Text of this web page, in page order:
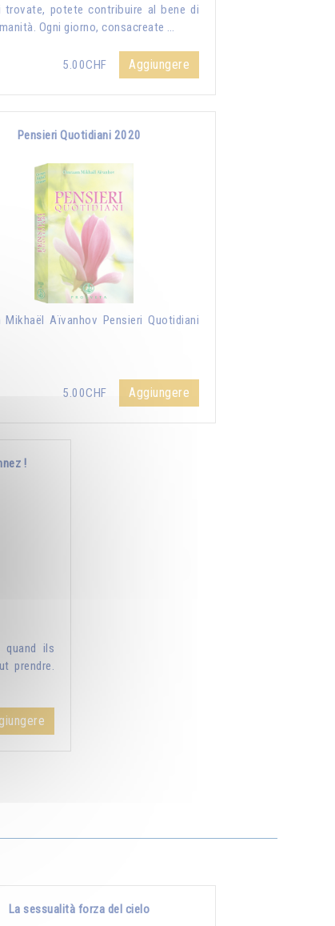
trovate, potete contribuire al bene di
Ogni giorno, consacreate …
5.00CHF Aggiungere
Pensieri Quotidiani 2020
Mikhaël Aïvanhov Pensieri Quotidiani
5.00CHF Aggiungere
!
quand ils
prendre.
La sessualità forza del cielo